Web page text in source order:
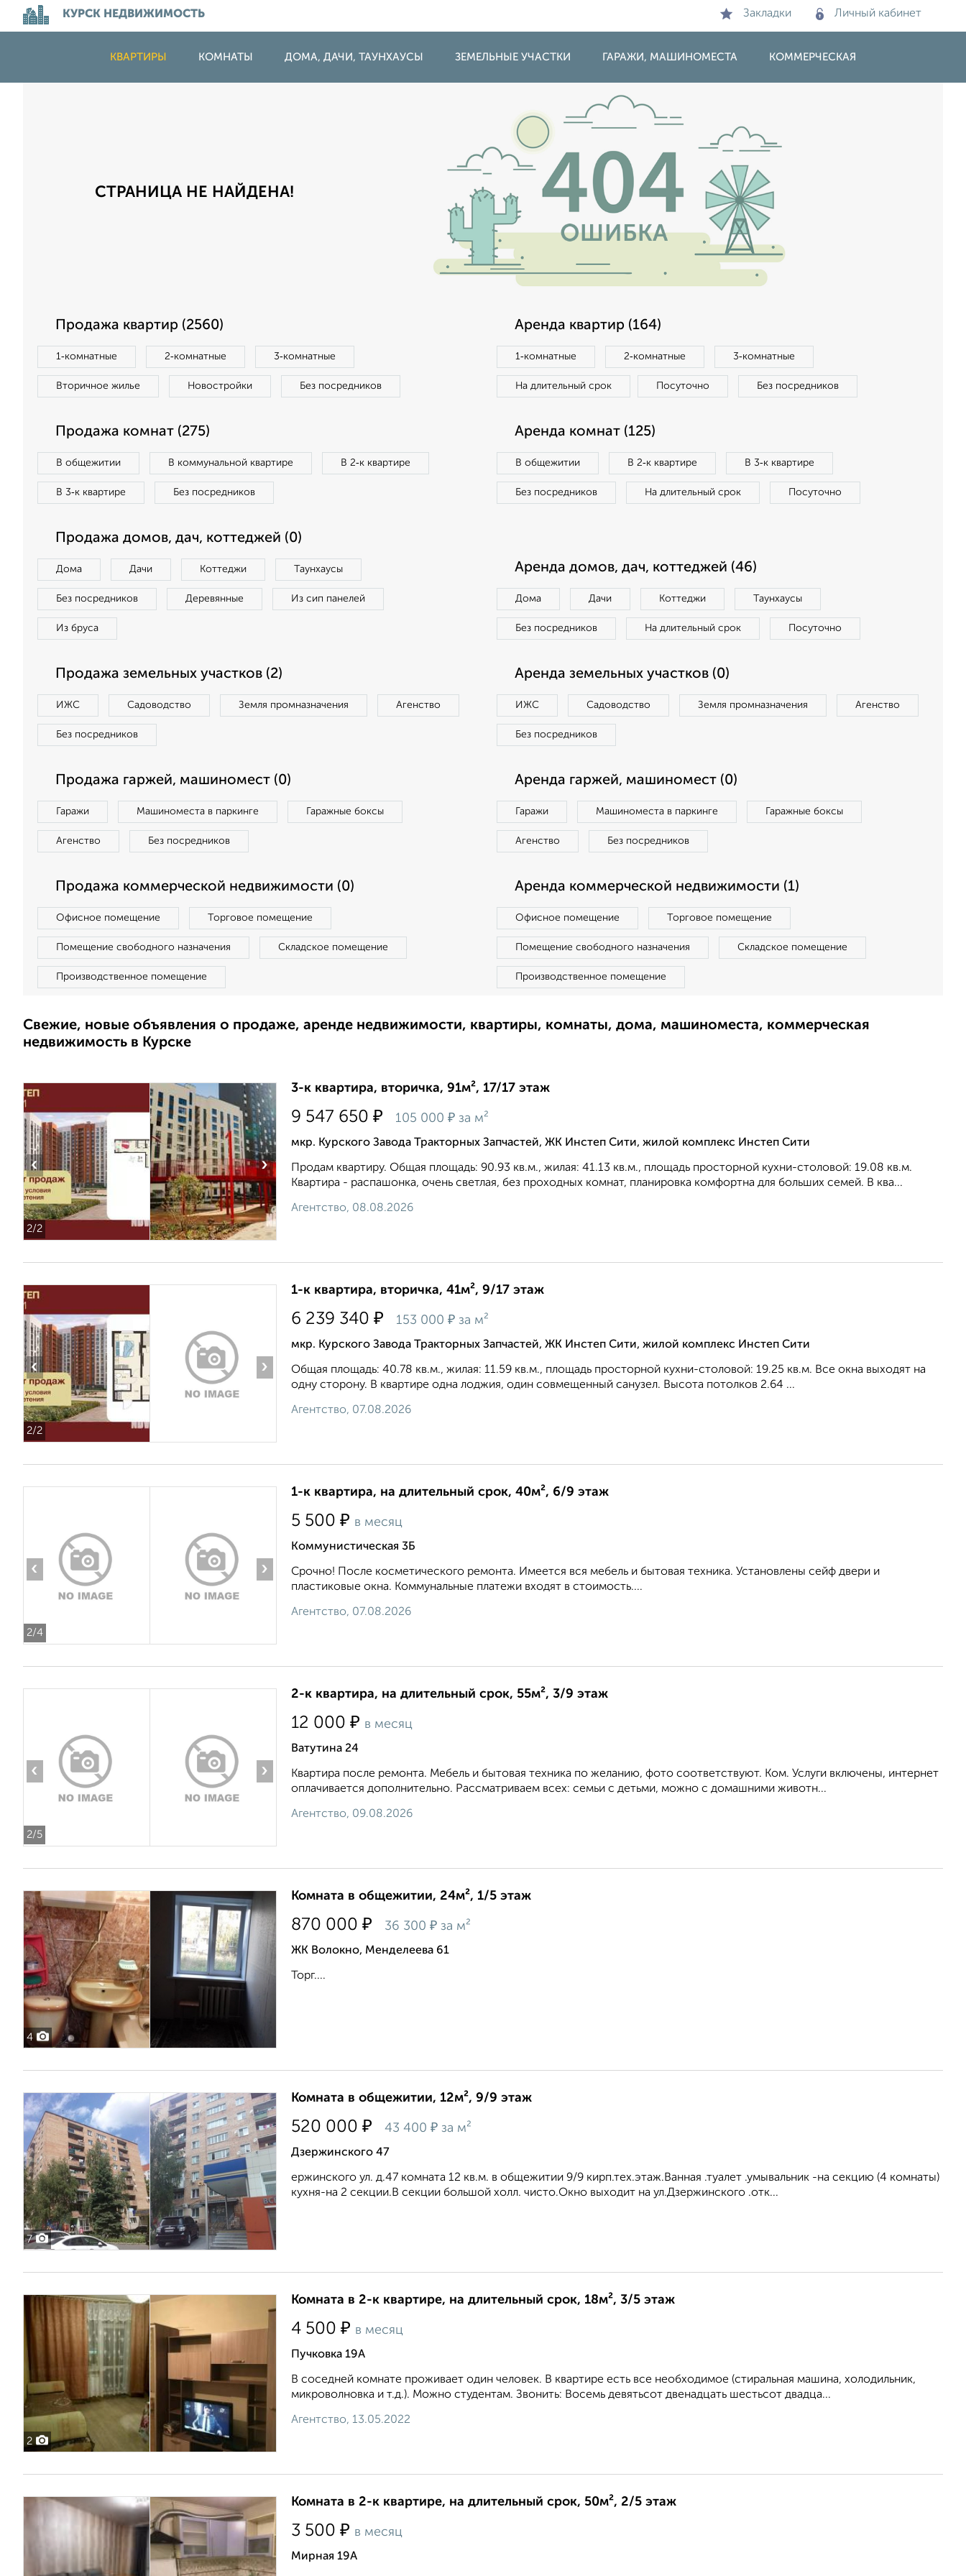
КУРСК НЕДВИЖИМОСТЬ Закладки Личный кабинет
КВАРТИРЫ КОМНАТЫ ДОМА, ДАЧИ, ТАУНХАУСЫ ЗЕМЕЛЬНЫЕ УЧАСТКИ ГАРАЖИ, МАШИНОМЕСТА КОММЕРЧЕСКАЯ
СТРАНИЦА НЕ НАЙДЕНА!
Продажа квартир (2560)
1‑комнатные 2‑комнатные 3‑комнатные
Вторичное жилье Новостройки Без посредников
Аренда квартир (164)
1‑комнатные 2‑комнатные 3‑комнатные
На длительный срок Посуточно Без посредников
Продажа комнат (275)
В общежитии В коммунальной квартире В 2‑к квартире
В 3‑к квартире Без посредников
Аренда комнат (125)
В общежитии В 2‑к квартире В 3‑к квартире
Без посредников На длительный срок Посуточно
Продажа домов, дач, коттеджей (0)
Дома Дачи Коттеджи Таунхаусы
Без посредников Деревянные Из сип панелей
Из бруса
Аренда домов, дач, коттеджей (46)
Дома Дачи Коттеджи Таунхаусы
Без посредников На длительный срок Посуточно
Продажа земельных участков (2)
ИЖС Садоводство Земля промназначения Агенство
Без посредников
Аренда земельных участков (0)
ИЖС Садоводство Земля промназначения Агенство
Без посредников
Продажа гаржей, машиномест (0)
Гаражи Машиноместа в паркинге Гаражные боксы
Агенство Без посредников
Аренда гаржей, машиномест (0)
Гаражи Машиноместа в паркинге Гаражные боксы
Агенство Без посредников
Продажа коммерческой недвижимости (0)
Офисное помещение Торговое помещение
Помещение свободного назначения Складское помещение
Производственное помещение
Аренда коммерческой недвижимости (1)
Офисное помещение Торговое помещение
Помещение свободного назначения Складское помещение
Производственное помещение
Свежие, новые объявления о продаже, аренде недвижимости, квартиры, комнаты, дома, машиноместа, коммерческая
недвижимость в Курске
2/2
‹ ›
3-к квартира, вторичка, 91м², 17/17 этаж
9 547 650 ₽ 105 000 ₽ за м²
мкр. Курского Завода Тракторных Запчастей, ЖК Инстеп Сити, жилой комплекс Инстеп Сити
Продам квартиру. Общая площадь: 90.93 кв.м., жилая: 41.13 кв.м., площадь просторной кухни-столовой: 19.08 кв.м.
Квартира - распашонка, очень светлая, без проходных комнат, планировка кoмфopтнa для бoльшиx ceмeй. В ква...
Агентство, 08.08.2026
2/2
‹ ›
1-к квартира, вторичка, 41м², 9/17 этаж
6 239 340 ₽ 153 000 ₽ за м²
мкр. Курского Завода Тракторных Запчастей, ЖК Инстеп Сити, жилой комплекс Инстеп Сити
Общая площадь: 40.78 кв.м., жилая: 11.59 кв.м., площадь просторной кухни-столовой: 19.25 кв.м. Все окна выходят на
одну сторону. В квартире одна лоджия, один совмещенный санузел. Высота потолков 2.64 ...
Агентство, 07.08.2026
2/4
‹ ›
1-к квартира, на длительный срок, 40м², 6/9 этаж
5 500 ₽ в месяц
Коммунистическая 3Б
Срочно! После косметического ремонта. Имеется вся мебель и бытовая техника. Установлены сейф двери и
пластиковые окна. Коммунальные платежи входят в стоимость....
Агентство, 07.08.2026
2/5
‹ ›
2-к квартира, на длительный срок, 55м², 3/9 этаж
12 000 ₽ в месяц
Ватутина 24
Квартира после ремонта. Мебель и бытовая техника по желанию, фото соответствуют. Ком. Услуги включены, интернет
оплачивается дополнительно. Рассматриваем всех: семьи с детьми, можно с домашними животн...
Агентство, 09.08.2026
4
Комната в общежитии, 24м², 1/5 этаж
870 000 ₽ 36 300 ₽ за м²
ЖК Волокно, Менделеева 61
Торг....
7
Комната в общежитии, 12м², 9/9 этаж
520 000 ₽ 43 400 ₽ за м²
Дзержинского 47
ержинского ул. д.47 комната 12 кв.м. в общежитии 9/9 кирп.тех.этаж.Ванная .туалет .умывальник -на секцию (4 комнаты)
кухня-на 2 секции.В секции большой холл. чисто.Окно выходит на ул.Дзержинского .отк...
2
Комната в 2-к квартире, на длительный срок, 18м², 3/5 этаж
4 500 ₽ в месяц
Пучковка 19А
В соседней комнате проживает один человек. В квартире есть все необходимое (стиральная машина, холодильник,
микроволновка и т.д.). Можно студентам. Звонить: Восемь девятьсот двенадцать шестьсот двадца...
Агентство, 13.05.2022
Комната в 2-к квартире, на длительный срок, 50м², 2/5 этаж
3 500 ₽ в месяц
Мирная 19А